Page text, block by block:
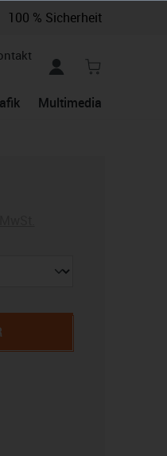
100 % Sicherheit
Multimedia